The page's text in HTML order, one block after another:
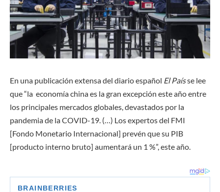
En una publicación extensa del diario español El Paísse lee
que “la economía china es la gran excepción este año entre
los principales mercados globales, devastados por la
pandemia de la COVID-19. (…) Los expertos del FMI
[Fondo Monetario Internacional] prevén que su PIB
[producto interno bruto] aumentará un 1 %”, este año.